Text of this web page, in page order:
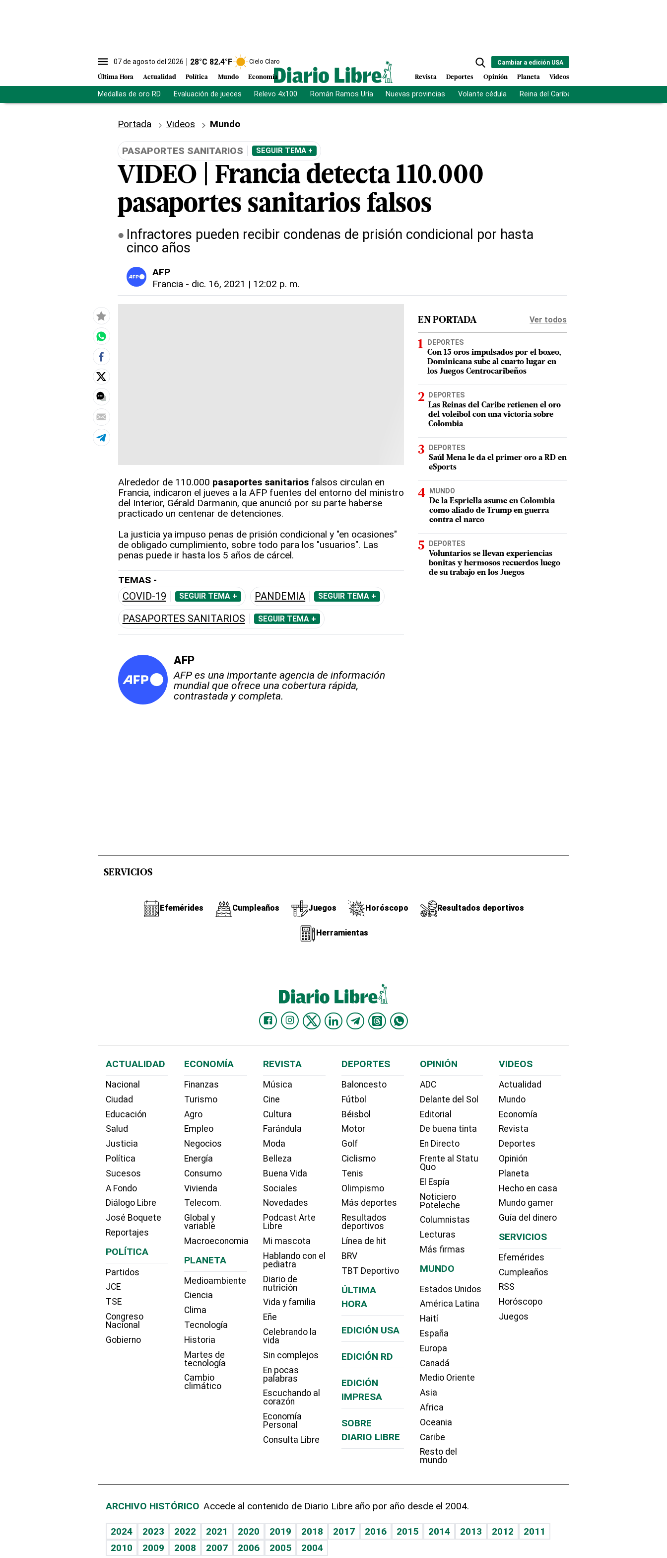
07 de agosto del 2026 28°C 82.4°F Cielo Claro
Última Hora Actualidad Política Mundo Economía
Cambiar a edición USA
Revista Deportes Opinión Planeta Videos
Medallas de oro RD Evaluación de jueces Relevo 4x100 Román Ramos Uría Nuevas provincias Volante cédula Reina del Caribe
Portada Videos Mundo
PASAPORTES SANITARIOS SEGUIR TEMA +
VIDEO | Francia detecta 110.000
pasaportes sanitarios falsos
Infractores pueden recibir condenas de prisión condicional por hasta
cinco años
AFP
Francia - dic. 16, 2021 | 12:02 p. m.
Alrededor de 110.000 pasaportes sanitariosfalsos circulan en
Francia, indicaron el jueves a la AFP fuentes del entorno del ministro
del Interior, Gérald Darmanin, que anunció por su parte haberse
practicado un centenar de detenciones.
La justicia ya impuso penas de prisión condicional y "en ocasiones"
de obligado cumplimiento, sobre todo para los "usuarios". Las
penas puede ir hasta los 5 años de cárcel.
TEMAS -
COVID-19 SEGUIR TEMA + PANDEMIA SEGUIR TEMA +
PASAPORTES SANITARIOS SEGUIR TEMA +
AFP
AFP es una importante agencia de información
mundial que ofrece una cobertura rápida,
contrastada y completa.
EN PORTADA Ver todos
DEPORTES
Con 15 oros impulsados por el boxeo,
Dominicana sube al cuarto lugar en
los Juegos Centrocaribeños
DEPORTES
Las Reinas del Caribe retienen el oro
del voleibol con una victoria sobre
Colombia
DEPORTES
Saúl Mena le da el primer oro a RD en
eSports
MUNDO
De la Espriella asume en Colombia
como aliado de Trump en guerra
contra el narco
DEPORTES
Voluntarios se llevan experiencias
bonitas y hermosos recuerdos luego
de su trabajo en los Juegos
SERVICIOS
Efemérides Cumpleaños Juegos Horóscopo Resultados deportivos
Herramientas
ACTUALIDAD
Nacional
Ciudad
Educación
Salud
Justicia
Política
Sucesos
A Fondo
Diálogo Libre
José Boquete
Reportajes
POLÍTICA
Partidos
JCE
TSE
Congreso
Nacional
Gobierno
ECONOMÍA
Finanzas
Turismo
Agro
Empleo
Negocios
Energía
Consumo
Vivienda
Telecom.
Global y
variable
Macroeconomia
PLANETA
Medioambiente
Ciencia
Clima
Tecnología
Historia
Martes de
tecnología
Cambio
climático
REVISTA
Música
Cine
Cultura
Farándula
Moda
Belleza
Buena Vida
Sociales
Novedades
Podcast Arte
Libre
Mi mascota
Hablando con el
pediatra
Diario de
nutrición
Vida y familia
Eñe
Celebrando la
vida
Sin complejos
En pocas
palabras
Escuchando al
corazón
Economía
Personal
Consulta Libre
DEPORTES
Baloncesto
Fútbol
Béisbol
Motor
Golf
Ciclismo
Tenis
Olimpismo
Más deportes
Resultados
deportivos
Línea de hit
BRV
TBT Deportivo
ÚLTIMA
HORA
EDICIÓN USA
EDICIÓN RD
EDICIÓN
IMPRESA
SOBRE
DIARIO LIBRE
OPINIÓN
ADC
Delante del Sol
Editorial
De buena tinta
En Directo
Frente al Statu
Quo
El Espía
Noticiero
Poteleche
Columnistas
Lecturas
Más firmas
MUNDO
Estados Unidos
América Latina
Haití
España
Europa
Canadá
Medio Oriente
Asia
Africa
Oceania
Caribe
Resto del
mundo
VIDEOS
Actualidad
Mundo
Economía
Revista
Deportes
Opinión
Planeta
Hecho en casa
Mundo gamer
Guía del dinero
SERVICIOS
Efemérides
Cumpleaños
RSS
Horóscopo
Juegos
ARCHIVO HISTÓRICO Accede al contenido de Diario Libre año por año desde el 2004.
2024 2023 2022 2021 2020 2019 2018 2017 2016 2015 2014 2013 2012
2011
2010
2009 2008 2007 2006 2005 2004